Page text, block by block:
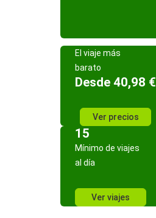
El viaje más
barato
Desde 40,98 €
Ver precios
15
Mínimo de viajes
al día
Ver viajes